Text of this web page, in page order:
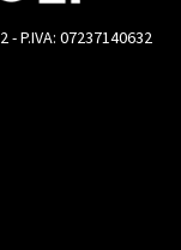
P.IVA: 07237140632